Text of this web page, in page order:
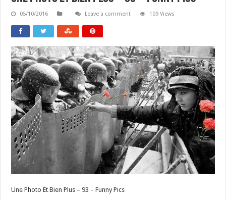
05/10/2016 Leave a comment 109 Views
Une Photo Et Bien Plus – 93 – Funny Pics